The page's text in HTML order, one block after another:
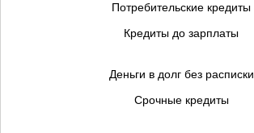
Потребительские кредиты
Кредиты до зарплаты
Деньги в долг без расписки
Срочные кредиты